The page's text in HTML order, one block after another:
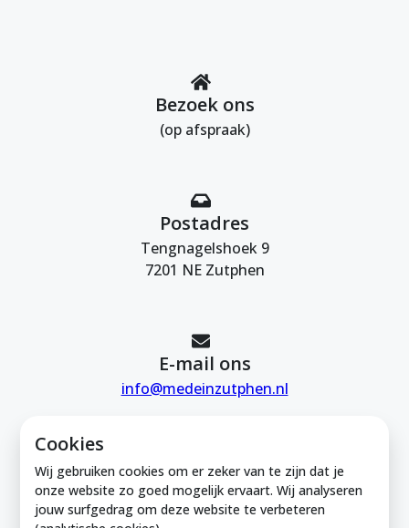
Cookies
Wij gebruiken cookies om er zeker van te zijn dat je
onze website zo goed mogelijk ervaart. Wij analyseren
jouw surfgedrag om deze website te verbeteren
Bezoek ons
(op afspraak)
Postadres
Tengnagelshoek 9
7201 NE Zutphen
E-mail ons
info@medeinzutphen.nl
Mede in Zutphen is onderdeel van de